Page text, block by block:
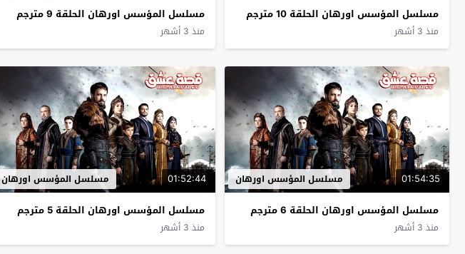
مسلسل المؤسس اورهان الحلقة 10 مترجم
منذ 3 أشهر
مسلسل المؤسس اورهان الحلقة 9 مترجم
منذ 3 أشهر
01:54:35 مسلسل المؤسس اورهان
مسلسل المؤسس اورهان الحلقة 6 مترجم
منذ 3 أشهر
01:52:44 مسلسل المؤسس اورهان
مسلسل المؤسس اورهان الحلقة 5 مترجم
منذ 3 أشهر